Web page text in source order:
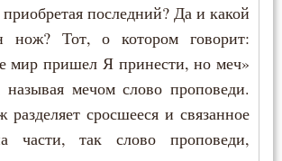
последний? Да и какой
нож? Тот, о котором говорит:
мир пришел Я принести, но меч»
мечом слово проповеди.
сросшееся и связанное
части, так слово проповеди,